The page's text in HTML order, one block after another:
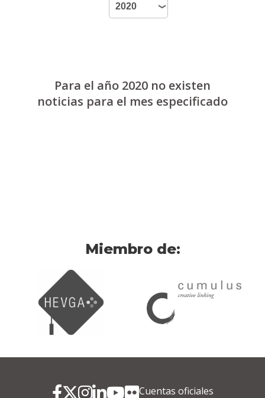
Para el año 2020 no existen
noticias para el mes especificado
Miembro de:
Cuentas oficiales